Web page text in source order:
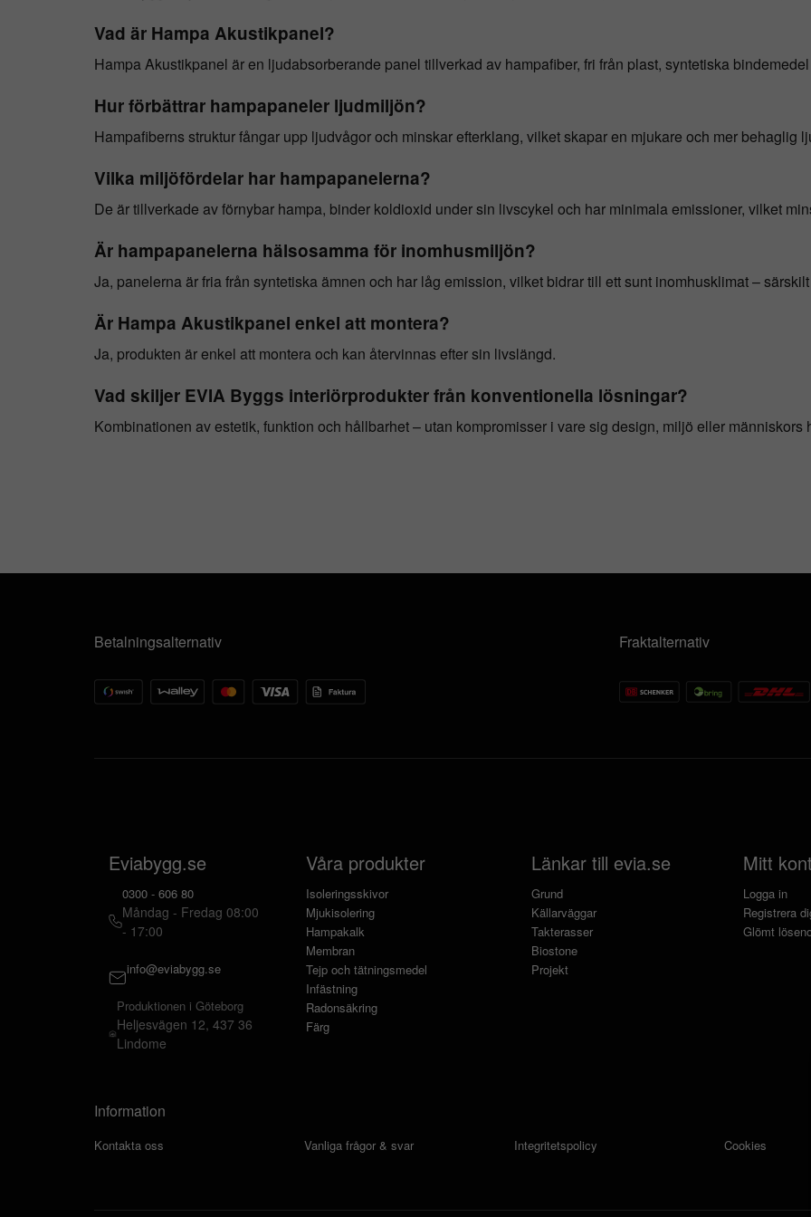
Vad är Hampa Akustikpanel?
Hampa Akustikpanel är en ljudabsorberande panel tillverkad av hampafiber, fri från plast, syntetiska
Hur förbättrar hampapaneler ljudmiljön?
Hampafiberns struktur fångar upp ljudvågor och minskar efterklang, vilket skapar en mjukare och mer behaglig
Vilka miljöfördelar har hampapanelerna?
De är tillverkade av förnybar hampa, binder koldioxid under sin livscykel och har minimala emissioner, vilket
Är hampapanelerna hälsosamma för inomhusmiljön?
Ja, panelerna är fria från syntetiska ämnen och har låg emission, vilket bidrar till ett sunt inomhusklimat –
Är Hampa Akustikpanel enkel att montera?
Ja, produkten är enkel att montera och kan återvinnas efter sin livslängd.
Vad skiljer EVIA Byggs interiörprodukter från konventionella lösningar?
Kombinationen av estetik, funktion och hållbarhet – utan kompromisser i vare sig design, miljö eller människors
Betalningsalternativ Fraktalternativ
Eviabygg.se
0300 - 606 80
Måndag - Fredag 08:00
- 17:00
info@eviabygg.se
Produktionen i Göteborg
Heljesvägen 12, 437 36
Lindome
Våra produkter
Isoleringsskivor
Mjukisolering
Hampakalk
Membran
Tejp och tätningsmedel
Infästning
Radonsäkring
Färg
Länkar till evia.se
Grund
Källarväggar
Takterasser
Biostone
Projekt
Mitt
Logga in
Registrera
Glömt
Information
Kontakta oss Vanliga frågor & svar Integritetspolicy Cookies